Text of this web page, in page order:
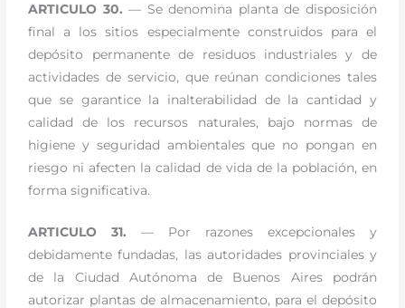
ARTICULO 30.— Se denomina planta de disposición
final a los sitios especialmente construidos para el
depósito permanente de residuos industriales y de
actividades de servicio, que reúnan condiciones tales
que se garantice la inalterabilidad de la cantidad y
calidad de los recursos naturales, bajo normas de
higiene y seguridad ambientales que no pongan en
riesgo ni afecten la calidad de vida de la población, en
forma significativa.
ARTICULO 31.— Por razones excepcionales y
debidamente fundadas, las autoridades provinciales y
de la Ciudad Autónoma de Buenos Aires podrán
autorizar plantas de almacenamiento, para el depósito